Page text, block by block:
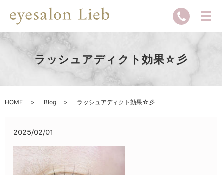
ラッシュアディクト効果☆彡
HOME Blog ラッシュアディクト効果☆彡
2025/02/01